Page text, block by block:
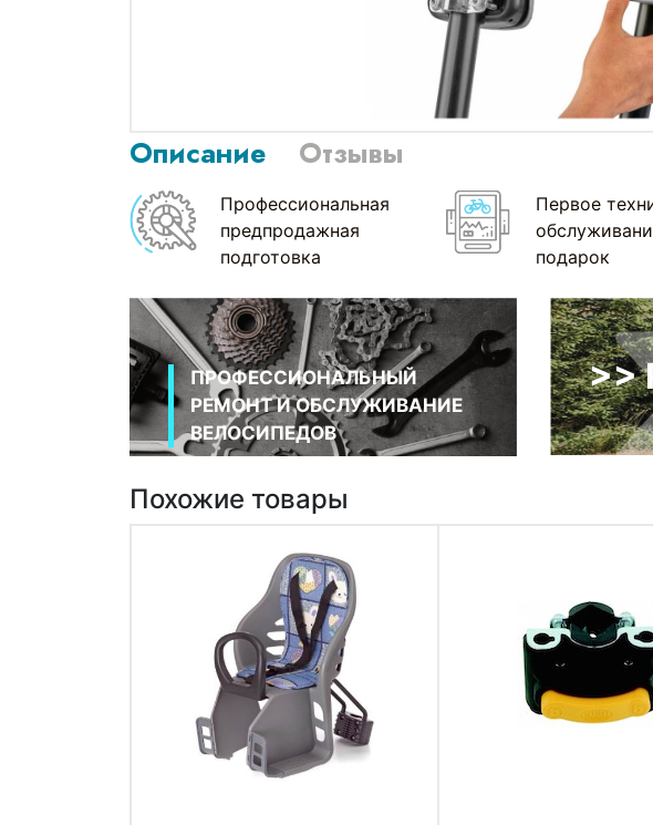
Описание Отзывы
Профессиональная
предпродажная
подготовка
Первое
подарок
ПРОФЕССИОНАЛЬНЫЙ
РЕМОНТ И ОБСЛУЖИВАНИЕ
ВЕЛОСИПЕДОВ
>>
Похожие товары